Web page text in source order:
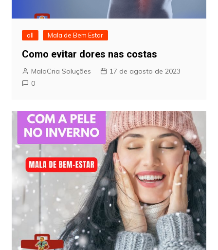
all Mala de Bem Estar
Como evitar dores nas costas
MalaCria Soluções
17 de agosto de 2023
0